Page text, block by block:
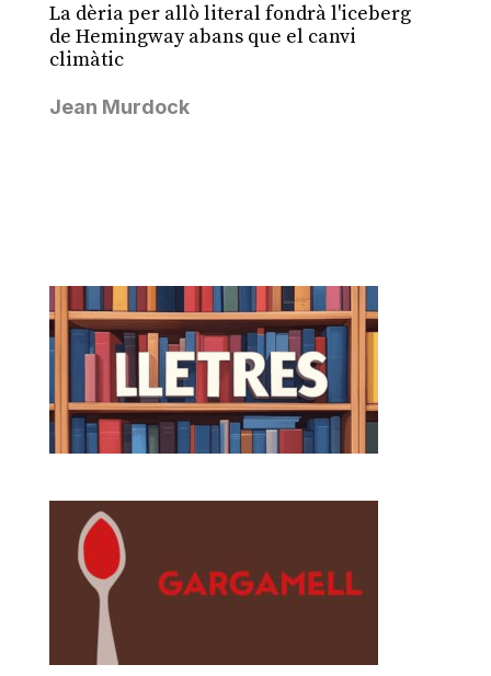
La dèria per allò literal fondrà l'iceberg
de Hemingway abans que el canvi
climàtic
Jean Murdock